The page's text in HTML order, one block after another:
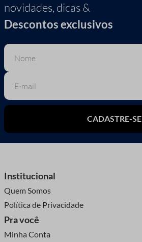
novidades, dicas &
Descontos exclusivos
CADASTRE-SE
Institucional
Quem Somos
Política de Privacidade
Pra você
Minha Conta